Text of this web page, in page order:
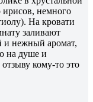
ирисов, немного
На кровати
заливают
и нежный аромат,
на душе и
кому-то это